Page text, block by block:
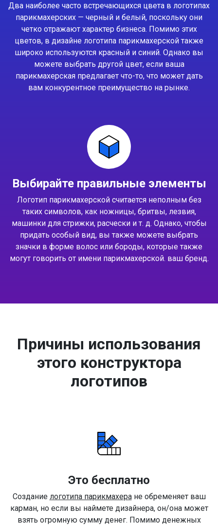
Два наиболее часто встречающихся цвета в логотипах
парикмахерских — черный и белый, поскольку они
четко отражают характер бизнеса. Помимо этих
цветов, в дизайне логотипа парикмахерской также
широко используются красный и синий. Однако вы
можете выбрать другой цвет, если ваша
парикмахерская предлагает что-то, что может дать
вам конкурентное преимущество на рынке.
Выбирайте правильные элементы
Логотип парикмахерской считается неполным без
таких символов, как ножницы, бритвы, лезвия,
машинки для стрижки, расчески и т. д. Однако, чтобы
придать особый вид, вы также можете выбрать
значки в форме волос или бороды, которые также
могут говорить от имени парикмахерской. ваш бренд.
Причины использования
этого конструктора
логотипов
Это бесплатно
Создание логотипа парикмахеране обременяет ваш
карман, но если вы наймете дизайнера, он/она может
взять огромную сумму денег. Помимо денежных